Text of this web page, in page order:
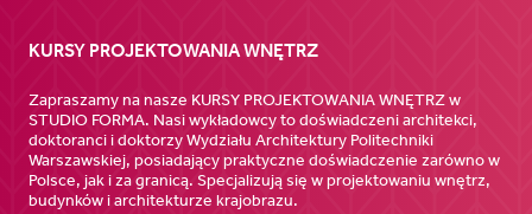
KURSY PROJEKTOWANIA WNĘTRZ
Zapraszamy na nasze KURSY PROJEKTOWANIA WNĘTRZ w
STUDIO FORMA. Nasi wykładowcy to doświadczeni architekci,
doktoranci i doktorzy Wydziału Architektury Politechniki
Warszawskiej, posiadający praktyczne doświadczenie zarówno w
Polsce, jak i za granicą. Specjalizują się w projektowaniu wnętrz,
budynków i architekturze krajobrazu.